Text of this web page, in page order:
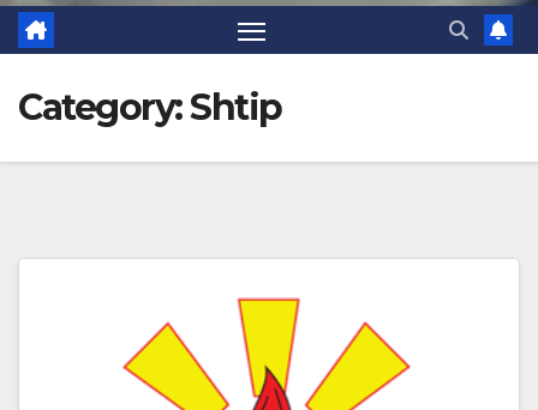
Category:Shtip